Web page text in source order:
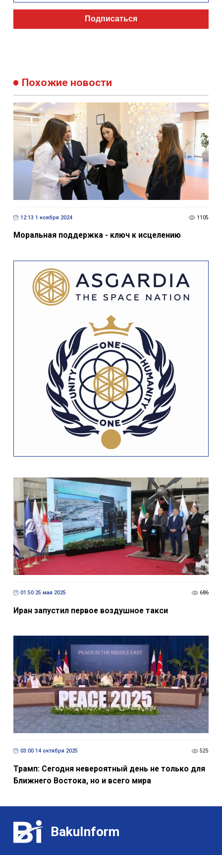
Подписаться
Похожие новости
12:13 1 ноября 2024 1105
Моральная поддержка - ключ к исцелению
01:50 25 мая 2025 686
Иран запустил первое воздушное такси
03:00 14 октября 2025 525
Трамп: Сегодня невероятный день не только для
Ближнего Востока, но и всего мира
BakuInform